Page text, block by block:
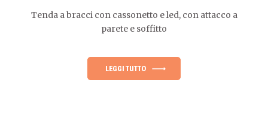
Tenda a bracci con cassonetto e led, con attacco a
parete e soffitto
LEGGI TUTTO